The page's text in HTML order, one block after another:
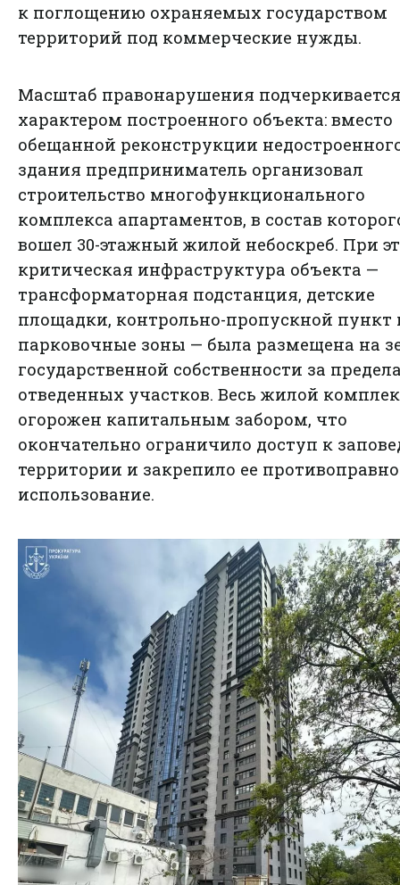
к поглощению охраняемых государством
территорий под коммерческие нужды.
Масштаб правонарушения подчеркивается
характером построенного объекта: вместо
обещанной реконструкции
здания предприниматель организовал
строительство многофункционального
комплекса апартаментов, в состав
вошел 30-этажный жилой небоскреб. При
критическая инфраструктура объекта —
трансформаторная подстанция, детские
площадки, контрольно-пропускной пункт
парковочные зоны — была размещена на
государственной собственности за
отведенных участков. Весь жилой
огорожен капитальным забором, что
окончательно ограничило доступ к
территории и закрепило ее
использование.